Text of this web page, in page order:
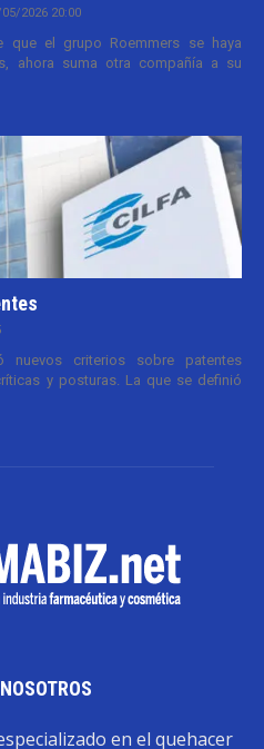
2026 20:00
el grupo Roemmers se haya
ahora suma otra compañía a su
criterios sobre patentes
y posturas. La que se definió
en el quehacer